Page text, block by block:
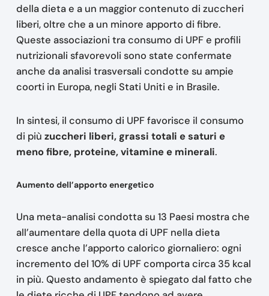
della dieta e a un maggior contenuto di zuccheri
liberi, oltre che a un minore apporto di fibre.
Queste associazioni tra consumo di UPF e profili
nutrizionali sfavorevoli sono state confermate
anche da analisi trasversali condotte su ampie
coorti in Europa, negli Stati Uniti e in Brasile.
In sintesi, il consumo di UPF favorisce il consumo
di più zuccheri liberi, grassi totali e saturi e
meno fibre, proteine, vitamine e minerali.
Aumento dell’apporto energetico
Una meta-analisi condotta su 13 Paesi mostra che
all’aumentare della quota di UPF nella dieta
cresce anche l’apporto calorico giornaliero: ogni
incremento del 10% di UPF comporta circa 35 kcal
in più. Questo andamento è spiegato dal fatto che